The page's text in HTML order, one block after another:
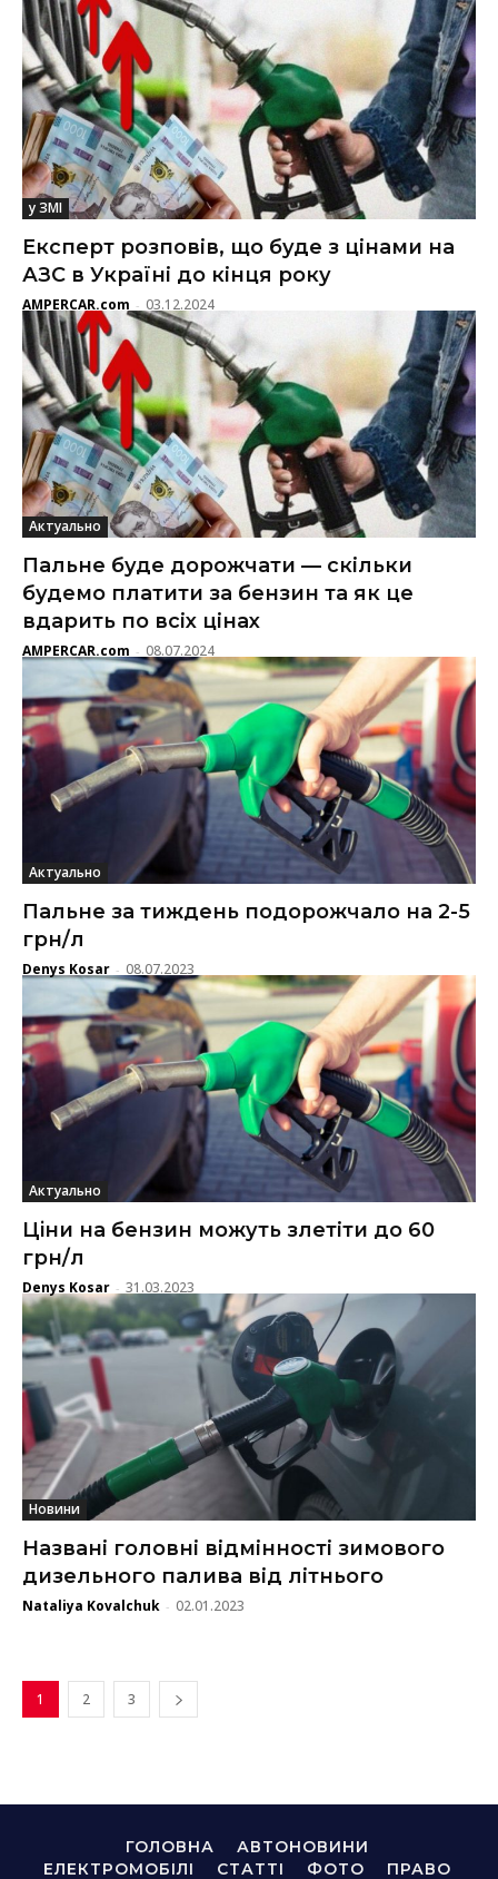
у ЗМІ
Експерт розповів, що буде з цінами на
АЗС в Україні до кінця року
AMPERCAR.com - 03.12.2024
Актуально
Пальне буде дорожчати — скільки
будемо платити за бензин та як це
вдарить по всіх цінах
AMPERCAR.com - 08.07.2024
Актуально
Пальне за тиждень подорожчало на 2-5
грн/л
Denys Kosar - 08.07.2023
Актуально
Цiни на бензин можуть злетіти до 60
грн/л
Denys Kosar - 31.03.2023
Новини
Названі головні відмінності зимового
дизельного палива від літнього
Nataliya Kovalchuk - 02.01.2023
1 2 3
ГОЛОВНА
АВТОНОВИНИ
ЕЛЕКТРОМОБІЛІ
СТАТТІ ФОТО ПРАВО